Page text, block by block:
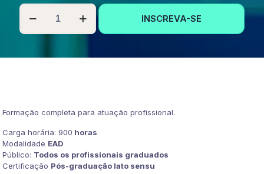
PÓS-
GRADUAÇÃO
EM
INSCREVA-SE
Formação completa para atuação profissional.
Carga horária: 900 horas
Modalidade EAD
Público: Todos os profissionais graduados
Certificação Pós-graduação lato sensu